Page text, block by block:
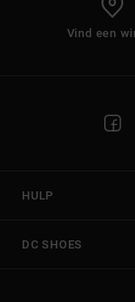
Vind een
HULP
DC SHOES